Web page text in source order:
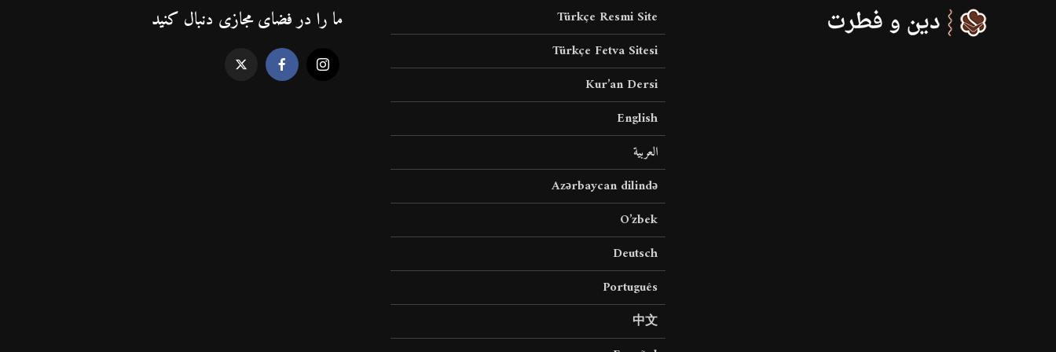
Türkçe Resmi Site
Türkçe Fetva Sitesi
Kur’an Dersi
English
العربية
Azərbaycan dilində
O’zbek
Deutsch
Português
中文
ما را در فضای مجازی دنبال کنید